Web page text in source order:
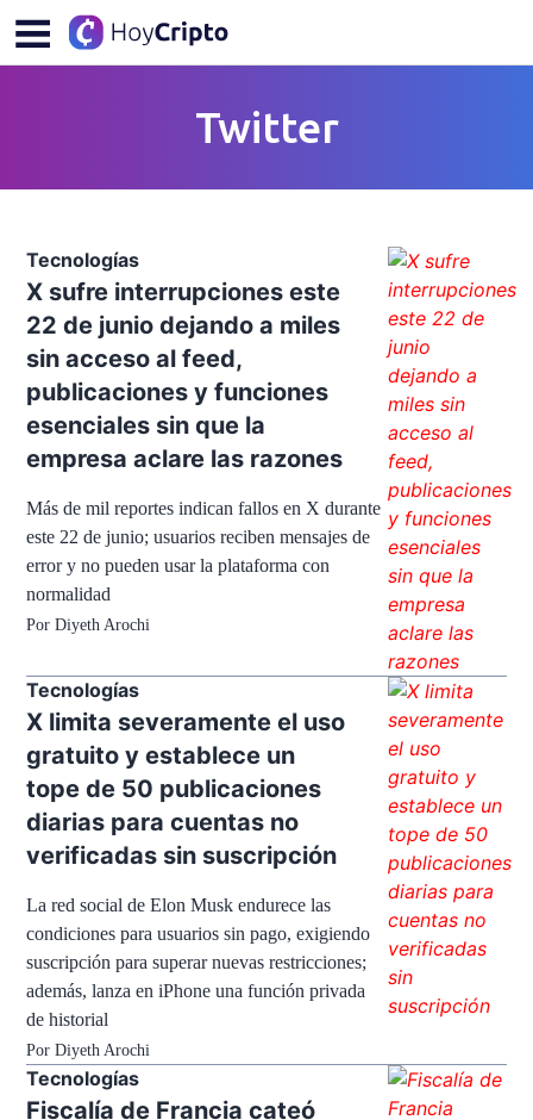
Twitter
Tecnologías
X sufre interrupciones este
22 de junio dejando a miles
sin acceso al feed,
publicaciones y funciones
esenciales sin que la
empresa aclare las razones
Más de mil reportes indican fallos en X durante
este 22 de junio; usuarios reciben mensajes de
error y no pueden usar la plataforma con
normalidad
Por Diyeth Arochi
Tecnologías
X limita severamente el uso
gratuito y establece un
tope de 50 publicaciones
diarias para cuentas no
verificadas sin suscripción
La red social de Elon Musk endurece las
condiciones para usuarios sin pago, exigiendo
suscripción para superar nuevas restricciones;
además, lanza en iPhone una función privada
de historial
Por Diyeth Arochi
Tecnologías
Fiscalía de Francia cateó